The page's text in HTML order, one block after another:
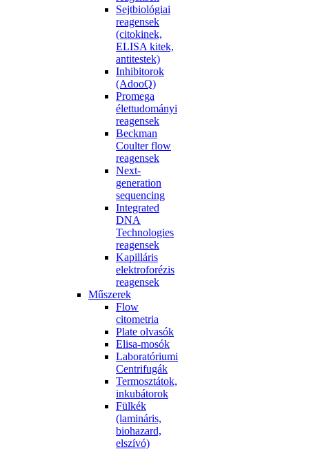
Sejtbiológiai
reagensek
(citokinek,
ELISA kitek,
antitestek)
Inhibitorok
(AdooQ)
Promega
élettudományi
reagensek
Beckman
Coulter flow
reagensek
Next-
generation
sequencing
Integrated
DNA
Technologies
reagensek
Kapilláris
elektroforézis
reagensek
Műszerek
Flow
citometria
Plate olvasók
Elisa-mosók
Laboratóriumi
Centrifugák
Termosztátok,
inkubátorok
Fülkék
(lamináris,
biohazard,
elszívó)